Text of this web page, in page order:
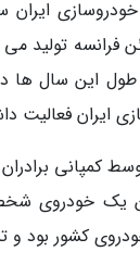
این سال ها
ایران فعالیت
کمپانی
یک خودروی
کشور بود و